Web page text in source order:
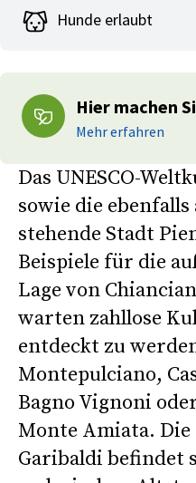
Hunde erlaubt
Hier machen
Mehr erfahren
Das UNESCO-
sowie die
stehende Stadt
Beispiele für die
Lage von
warten zahllose
entdeckt zu
Montepulciano,
Bagno Vignoni
Monte Amiata.
Garibaldi befindet